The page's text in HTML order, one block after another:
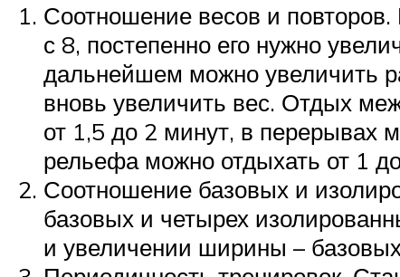
Соотношение весов и
с 8, постепенно его нужно
дальнейшем можно увеличить
вновь увеличить вес. Отдых
от 1,5 до 2 минут, в перерывах
рельефа можно отдыхать от 1
Соотношение базовых и
базовых и четырех
и увеличении ширины –